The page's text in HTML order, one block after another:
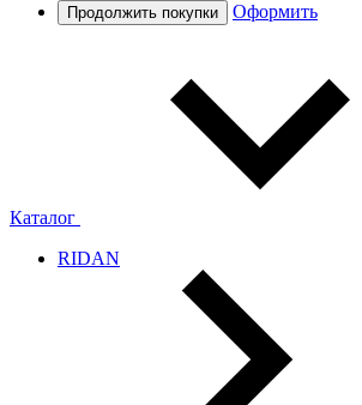
Продолжить покупки Оформить
Каталог
RIDAN